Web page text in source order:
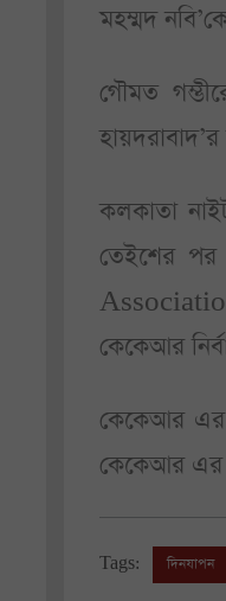
মহম্মদ
গৌমত
হায়দরাবাদ’র
কলকাতা
তেইশের পর
কেকেআর
কেকেআর এর
কেকেআর এর
Tags: দিনযাপন